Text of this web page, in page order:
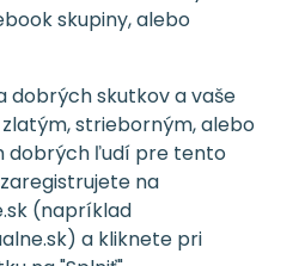
skupiny, alebo
dobrých skutkov a vaše
strieborným, alebo
dobrých ľudí pre tento
na
(napríklad
a kliknete pri